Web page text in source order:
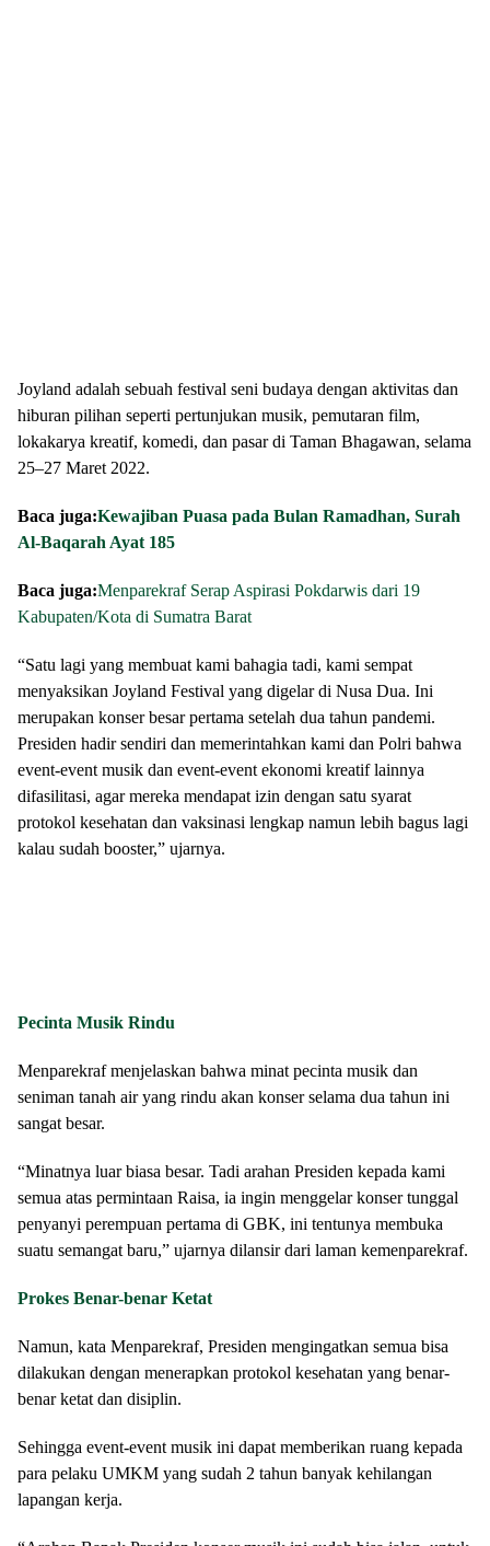
Joyland adalah sebuah festival seni budaya dengan aktivitas dan
hiburan pilihan seperti pertunjukan musik, pemutaran film,
lokakarya kreatif, komedi, dan pasar di Taman Bhagawan, selama
25–27 Maret 2022.
Baca juga:Kewajiban Puasa pada Bulan Ramadhan, Surah
Al-Baqarah Ayat 185
Baca juga:Menparekraf Serap Aspirasi Pokdarwis dari 19
Kabupaten/Kota di Sumatra Barat
“Satu lagi yang membuat kami bahagia tadi, kami sempat
menyaksikan Joyland Festival yang digelar di Nusa Dua. Ini
merupakan konser besar pertama setelah dua tahun pandemi.
Presiden hadir sendiri dan memerintahkan kami dan Polri bahwa
event-event musik dan event-event ekonomi kreatif lainnya
difasilitasi, agar mereka mendapat izin dengan satu syarat
protokol kesehatan dan vaksinasi lengkap namun lebih bagus lagi
kalau sudah booster,” ujarnya.
Pecinta Musik Rindu
Menparekraf menjelaskan bahwa minat pecinta musik dan
seniman tanah air yang rindu akan konser selama dua tahun ini
sangat besar.
“Minatnya luar biasa besar. Tadi arahan Presiden kepada kami
semua atas permintaan Raisa, ia ingin menggelar konser tunggal
penyanyi perempuan pertama di GBK, ini tentunya membuka
suatu semangat baru,” ujarnya dilansir dari laman kemenparekraf.
Prokes Benar-benar Ketat
Namun, kata Menparekraf, Presiden mengingatkan semua bisa
dilakukan dengan menerapkan protokol kesehatan yang benar-
benar ketat dan disiplin.
Sehingga event-event musik ini dapat memberikan ruang kepada
para pelaku UMKM yang sudah 2 tahun banyak kehilangan
lapangan kerja.